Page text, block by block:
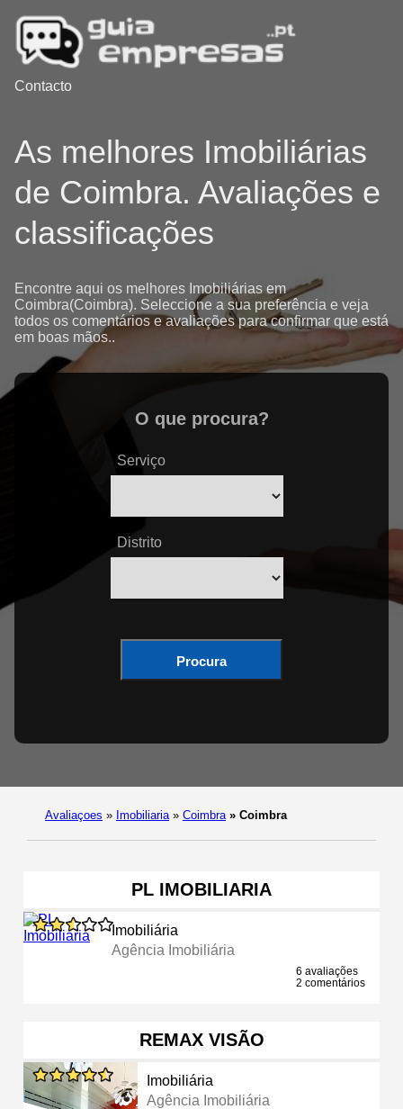
Contacto
As melhores Imobiliárias
de Coimbra. Avaliações e
classificações
Encontre aqui os melhores Imobiliárias em
Coimbra(Coimbra). Seleccione a sua preferência e veja
todos os comentários e avaliações para confirmar que está
em boas mãos..
O que procura?
Serviço
Distrito
Procura
Avaliaçoes » Imobiliaria » Coimbra » Coimbra
PL IMOBILIARIA
Imobiliária
Agência Imobiliária
6 avaliações
2 comentários
REMAX VISÃO
Imobiliária
Agência Imobiliária